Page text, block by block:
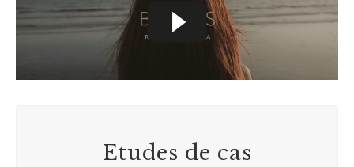
Etudes de cas